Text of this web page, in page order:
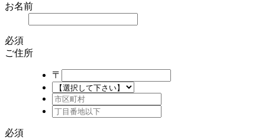
お名前
必須
ご住所
〒
必須